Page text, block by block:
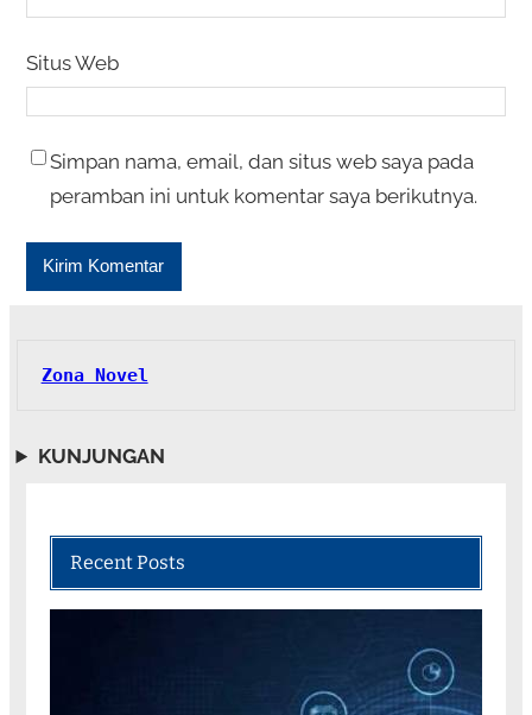
Situs Web
Simpan nama, email, dan situs web saya pada
peramban ini untuk komentar saya berikutnya.
Zona Novel
KUNJUNGAN
Recent Posts